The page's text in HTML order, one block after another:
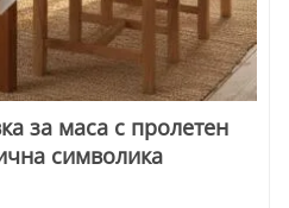
за маса с пролетен
символика